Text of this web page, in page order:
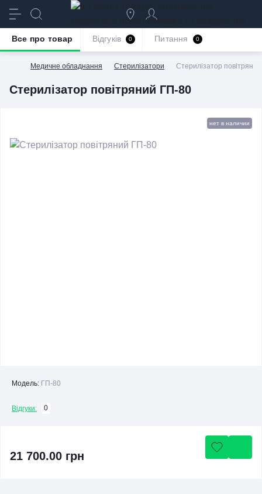
якість та бездоганне
обслуговування
Медичне обладнання Стерилізатори Стерилізатор
Стерилізатор повітряний ГП-80
Все про товар Відгуків 0 Питання 0
нет в наличии
Модель: ГП-80
Відгуки: 0
21 700.00 грн